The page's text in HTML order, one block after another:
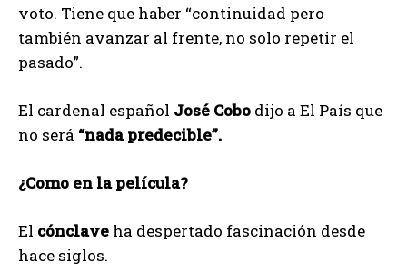
voto. Tiene que haber “continuidad pero
también avanzar al frente, no solo repetir el
pasado”.
El cardenal español José Cobo dijo a El País que
no será “nada predecible”.
¿Como en la película?
El cónclave ha despertado fascinación desde
hace siglos.